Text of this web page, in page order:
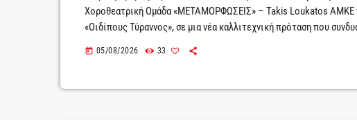
Χοροθεατρική Ομάδα «ΜΕΤΑΜΟΡΦΩΣΕΙΣ» – Takis Loukatos ΑΜΚΕ
«Οιδίπους Τύραννος», σε μια νέα καλλιτεχνική πρόταση που
αισθητική προσέγγιση. Η επίσημη πρεμιέρα της παράστασης θα
today 05/08/2026 33